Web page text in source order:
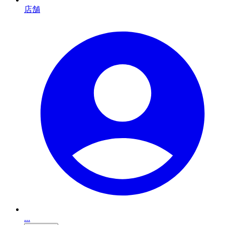
店舗
...